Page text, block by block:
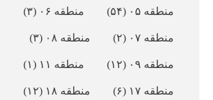
منطقه ۰۵ (۵۴) منطقه ۰۶ (۳)
منطقه ۰۷ (۲) منطقه ۰۸ (۳)
منطقه ۰۹ (۱۲) منطقه ۱۱ (۱)
منطقه ۱۷ (۶) منطقه ۱۸ (۱۲)